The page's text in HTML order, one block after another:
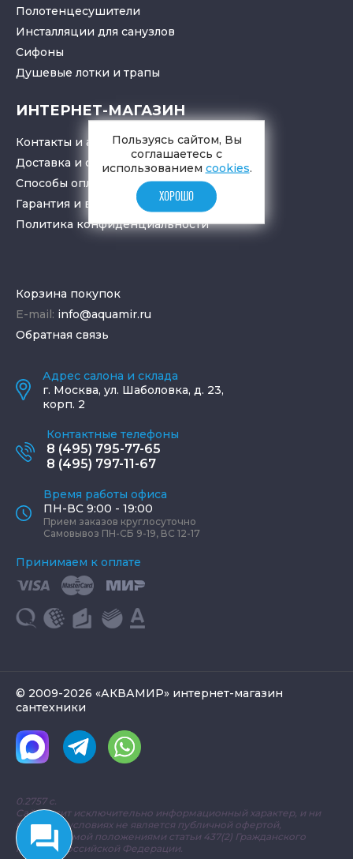
Полотенцесушители
Инсталляции для санузлов
Cифоны
Душевые лотки и трапы
ИНТЕРНЕТ-МАГАЗИН
Контакты и адрес
Доставка и самовывоз
Способы оплаты
Гарантия и возврат товара
Политика конфиденциальности
Корзина покупок
E-mail: info@aquamir.ru
Обратная связь
Адрес салона и склада
г. Москва, ул. Шаболовка, д. 23,
корп. 2
Контактные телефоны
8 (495) 795-77-65
8 (495) 797-11-67
Время работы офиса
ПН-ВС 9:00 - 19:00
Прием заказов круглосуточно
Самовывоз ПН-СБ 9-19, ВС 12-17
Принимаем к оплате
© 2009-2026 «АКВАМИР» интернет-магазин
сантехники
0.2757 с.
Сайт носит исключительно информационный характер, и ни
при каких условиях не является публичной офертой,
определяемой положениями статьи 437(2) Гражданского
кодекса Российской Федерации.
Пользуясь сайтом, Вы
соглашаетесь с
использованием cookies.
ХОРОШО